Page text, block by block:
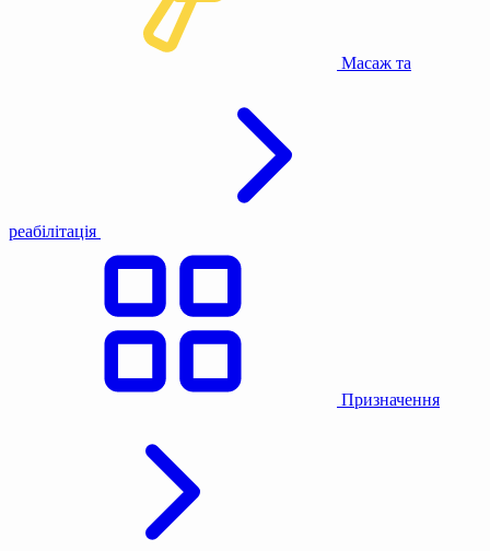
Масаж та
реабілітація
Призначення